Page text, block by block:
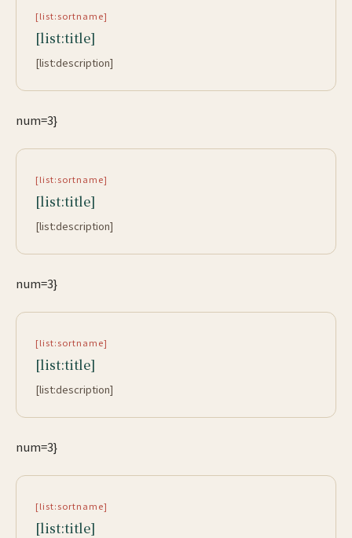
[list:sortname]
[list:title]
[list:description]
num=3}
[list:sortname]
[list:title]
[list:description]
num=3}
[list:sortname]
[list:title]
[list:description]
num=3}
[list:sortname]
[list:title]